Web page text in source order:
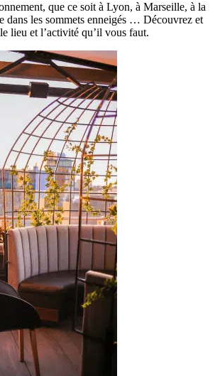
que ce soit à Lyon, à Marseille, à la
dans les sommets enneigés … Découvrez et
lieu et l’activité qu’il vous faut.